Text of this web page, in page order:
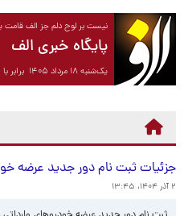
نیست بر لوح دلم جز الف قامت
پایگاه خبری الف
یک‌شنبه ۱۸ مرداد ۱۴۰۵ برابر با ۰۹ آگوست ۲۰۲۶
جزئیات ثبت نام دور جدید عرضه
۲ آذر ۱۴۰۴، ۱۳:۴۵